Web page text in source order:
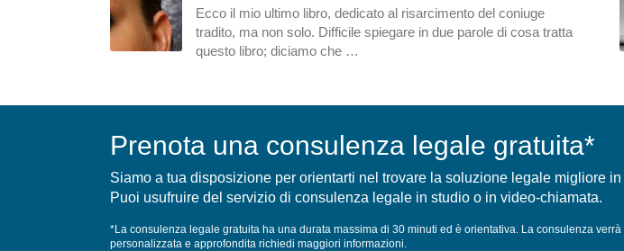
Ecco il mio ultimo libro, dedicato al risarcimento del coniuge
tradito, ma non solo. Difficile spiegare in due parole di cosa tratta
questo libro; diciamo che …
Prenota una consulenza legale gratuita*
Siamo a tua disposizione per orientarti nel trovare la soluzione legale migliore
Puoi usufruire del servizio di consulenza legale in studio o in video-chiamata.
*La consulenza legale gratuita ha una durata massima di 30 minuti ed è orientativa. La consulenza
personalizzata e approfondita richiedi maggiori informazioni.